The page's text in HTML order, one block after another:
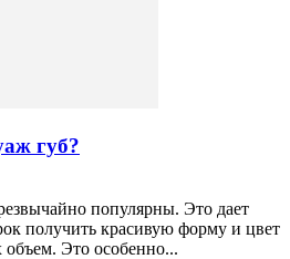
губ?
популярны. Это дает
получить красивую форму и цвет
объем. Это особенно...